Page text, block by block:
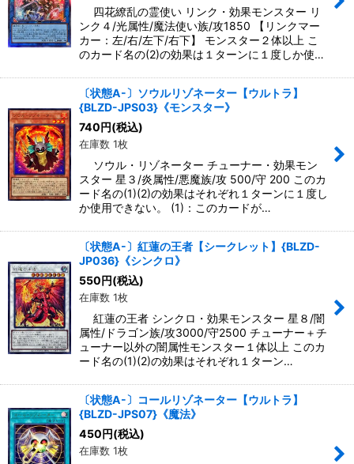
四花繚乱の霊使い リンク・効果モンスター リ
ンク４/光属性/魔法使い族/攻1850 【リンクマー
カー：左/右/左下/右下】 モンスター２体以上 こ
のカード名の(2)の効果は１ターンに１度しか使…
〔状態A-〕ソウルリゾネーター【ウルトラ】
{BLZD-JPS03}《モンスター》
740円(税込)
在庫数 1枚
ソウル・リゾネーター チューナー・効果モン
スター 星３/炎属性/悪魔族/攻 500/守 200 このカ
ード名の(1)(2)の効果はそれぞれ１ターンに１度し
か使用できない。 (1)：このカードが…
〔状態A-〕紅蓮の王者【シークレット】{BLZD-
JP036}《シンクロ》
550円(税込)
在庫数 1枚
紅蓮の王者 シンクロ・効果モンスター 星８/闇
属性/ドラゴン族/攻3000/守2500 チューナー＋チ
ューナー以外の闇属性モンスター１体以上 このカ
ード名の(1)(2)の効果はそれぞれ１ターン…
〔状態A-〕コールリゾネーター【ウルトラ】
{BLZD-JPS07}《魔法》
450円(税込)
在庫数 1枚